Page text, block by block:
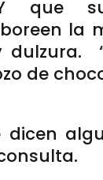
que
la
de
dicen